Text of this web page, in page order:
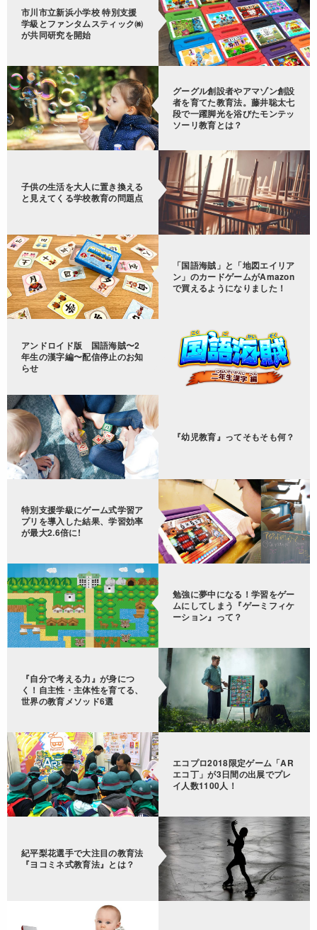
市川市立新浜小学校 特別支援
学級とファンタムスティック㈱
が共同研究を開始
グーグル創設者やアマゾン創設
者を育てた教育法。藤井聡太七
段で一躍脚光を浴びたモンテッ
ソーリ教育とは？
子供の生活を大人に置き換える
と見えてくる学校教育の問題点
「国語海賊」と「地図エイリア
ン」のカードゲームがAmazon
で買えるようになりました！
アンドロイド版 国語海賊〜2
年生の漢字編〜配信停止のお知
らせ
『幼児教育』ってそもそも何？
特別支援学級にゲーム式学習ア
プリを導入した結果、学習効率
が最大2.6倍に!
勉強に夢中になる！学習をゲー
ムにしてしまう『ゲーミフィケ
ーション』って？
『自分で考える力』が身につ
く！自主性・主体性を育てる、
世界の教育メソッド6選
エコプロ2018限定ゲーム「AR
エコ丁」が3日間の出展でプレ
イ人数1100人！
紀平梨花選手で大注目の教育法
『ヨコミネ式教育法』とは？